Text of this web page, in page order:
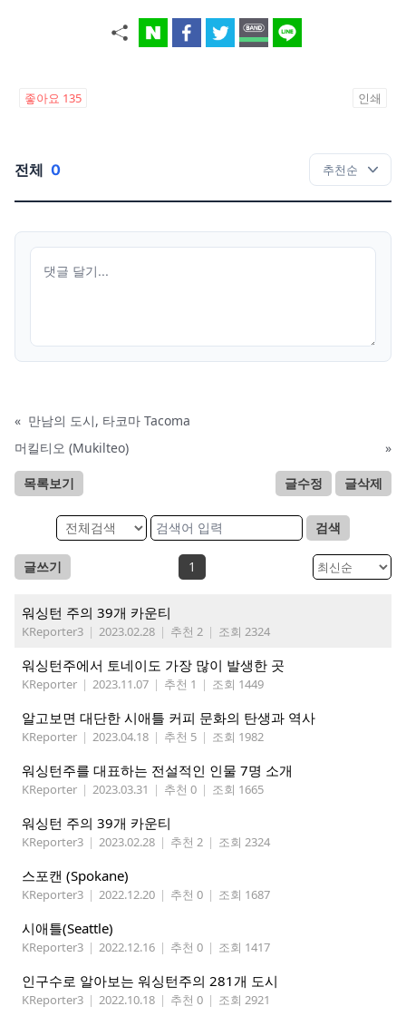
좋아요 135 인쇄
전체 0
« 만남의 도시, 타코마 Tacoma
머킬티오 (Mukilteo)
»
목록보기 글수정 글삭제
검색
글쓰기 1
워싱턴 주의 39개 카운티
KReporter3 | 2023.02.28 | 추천 2 | 조회 2324
워싱턴주에서 토네이도 가장 많이 발생한 곳
KReporter | 2023.11.07 | 추천 1 | 조회 1449
알고보면 대단한 시애틀 커피 문화의 탄생과 역사
KReporter | 2023.04.18 | 추천 5 | 조회 1982
워싱턴주를 대표하는 전설적인 인물 7명 소개
KReporter | 2023.03.31 | 추천 0 | 조회 1665
워싱턴 주의 39개 카운티
KReporter3 | 2023.02.28 | 추천 2 | 조회 2324
스포캔 (Spokane)
KReporter3 | 2022.12.20 | 추천 0 | 조회 1687
시애틀(Seattle)
KReporter3 | 2022.12.16 | 추천 0 | 조회 1417
인구수로 알아보는 워싱턴주의 281개 도시
KReporter3 | 2022.10.18 | 추천 0 | 조회 2921